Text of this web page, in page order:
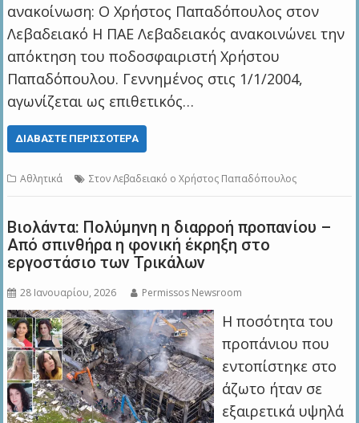
ανακοίνωση: Ο Χρήστος Παπαδόπουλος στον
Λεβαδειακό Η ΠΑΕ Λεβαδειακός ανακοινώνει την
απόκτηση του ποδοσφαιριστή Χρήστου
Παπαδόπουλου. Γεννημένος στις 1/1/2004,
αγωνίζεται ως επιθετικός…
ΔΙΑΒΆΣΤΕ ΠΕΡΙΣΣΌΤΕΡΑ
Αθλητικά Στον Λεβαδειακό ο Χρήστος Παπαδόπουλος
Βιολάντα: Πολύμηνη η διαρροή προπανίου –
Από σπινθήρα η φονική έκρηξη στο
εργοστάσιο των Τρικάλων
28 Ιανουαρίου, 2026 Permissos Newsroom
Η ποσότητα του
προπάνιου που
εντοπίστηκε στο
άζωτο ήταν σε
εξαιρετικά υψηλά